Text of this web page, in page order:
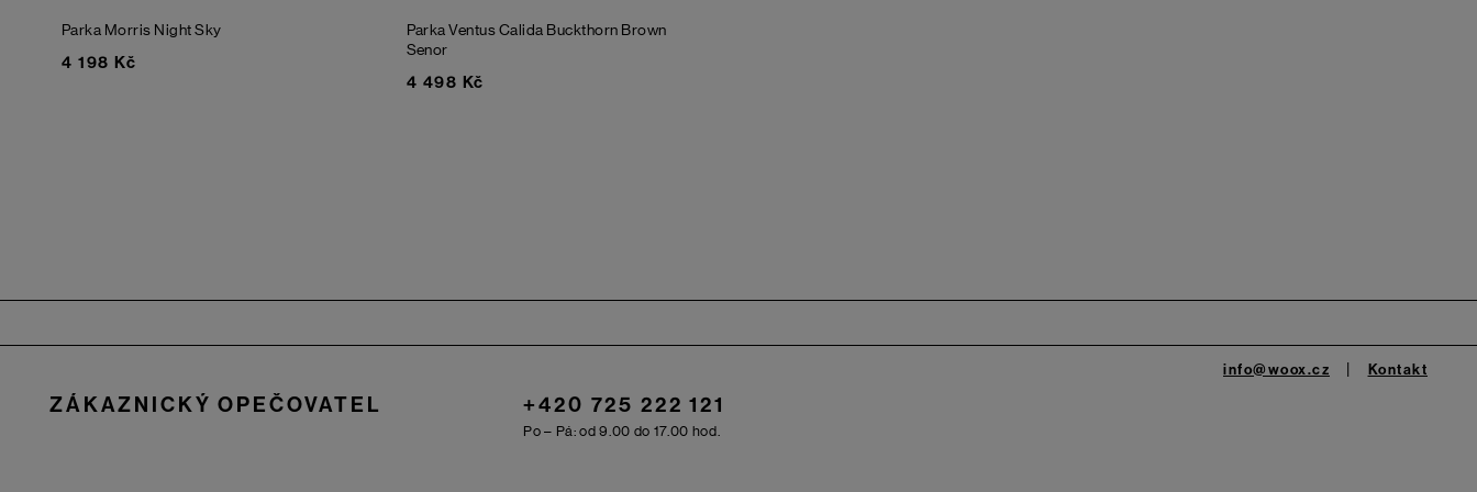
Parka Morris Night Sky
4 198 Kč
Parka Ventus Calida Buckthorn Brown
Senor
4 498 Kč
ZÁKAZNICKÝ OPEČOVATEL +420 725 222 121
Po – Pá: od 9.00 do 17.00 hod.
info@woox.cz Kontakt